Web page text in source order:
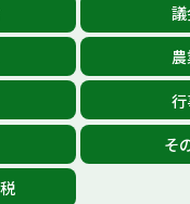
Select Language
そ